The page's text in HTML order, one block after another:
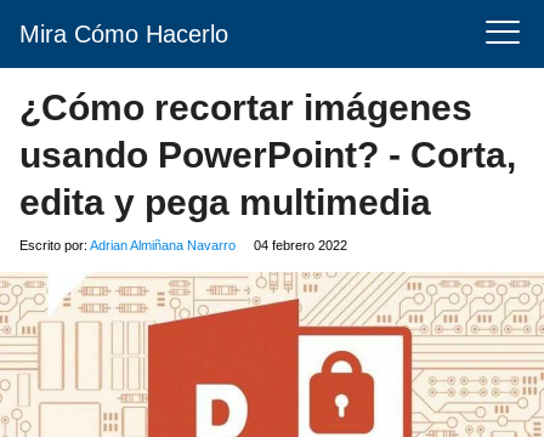
Mira Cómo Hacerlo
¿Cómo recortar imágenes
usando PowerPoint? - Corta,
edita y pega multimedia
Escrito por: Adrian Almiñana Navarro 04 febrero 2022